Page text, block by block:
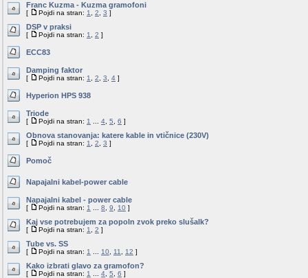
Franc Kuzma - Kuzma gramofoni
[ Pojdi na stran: 1 2 3 ]
DSP v praksi
[ Pojdi na stran: 1 2 ]
ECC83
Damping faktor
[ Pojdi na stran: 1 2 3 4 ]
Hyperion HPS 938
Triode
[ Pojdi na stran: 1 4 5 6 ]
Obnova stanovanja: katere kable in vtičnice (230V)
[ Pojdi na stran: 1 2 3 ]
Pomoč
Napajalni kabel-power cable
Napajalni kabel - power cable
[ Pojdi na stran: 1 8 9 10 ]
Kaj vse potrebujem za popoln zvok preko slušalk?
[ Pojdi na stran: 1 2 ]
Tube vs. SS
[ Pojdi na stran: 1 10 11 12 ]
Kako izbrati glavo za gramofon?
[ Pojdi na stran: 1 4 5 6 ]